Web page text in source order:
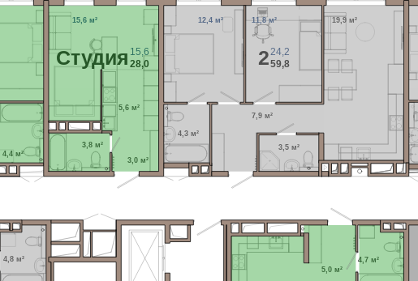
12,4 м² 11,8 м²
4,3 м²
19,9 м²
4,7 м²
5,0 м²
4,4 м²
4,8 м²
3,5 м²
7,9 м²
5,6 м²
3,8 м²
15,6 м²
3,0 м²
Cтудия 15,6
28,0
224,2
59,8